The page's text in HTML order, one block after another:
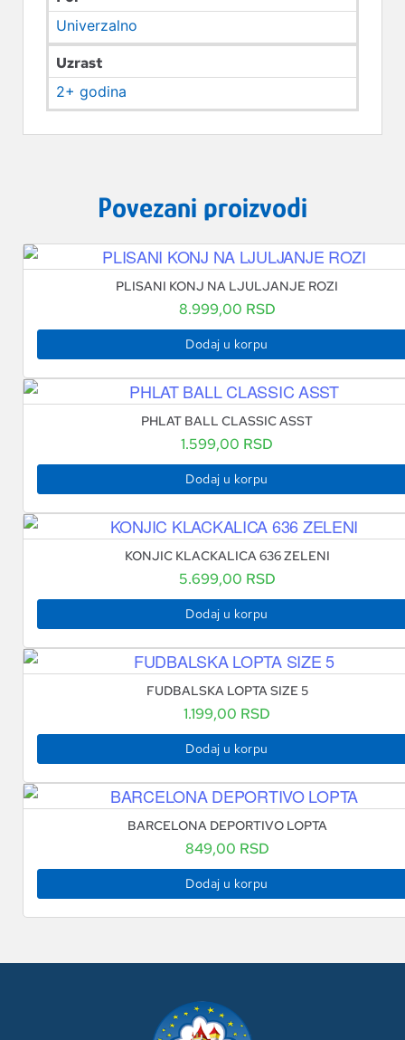
Univerzalno
Uzrast
2+ godina
Povezani proizvodi
PLISANI KONJ NA LJULJANJE ROZI
8.999,00 RSD
Dodaj u korpu
PHLAT BALL CLASSIC ASST
1.599,00 RSD
Dodaj u korpu
KONJIC KLACKALICA 636 ZELENI
5.699,00 RSD
Dodaj u korpu
FUDBALSKA LOPTA SIZE 5
1.199,00 RSD
Dodaj u korpu
BARCELONA DEPORTIVO LOPTA
849,00 RSD
Dodaj u korpu